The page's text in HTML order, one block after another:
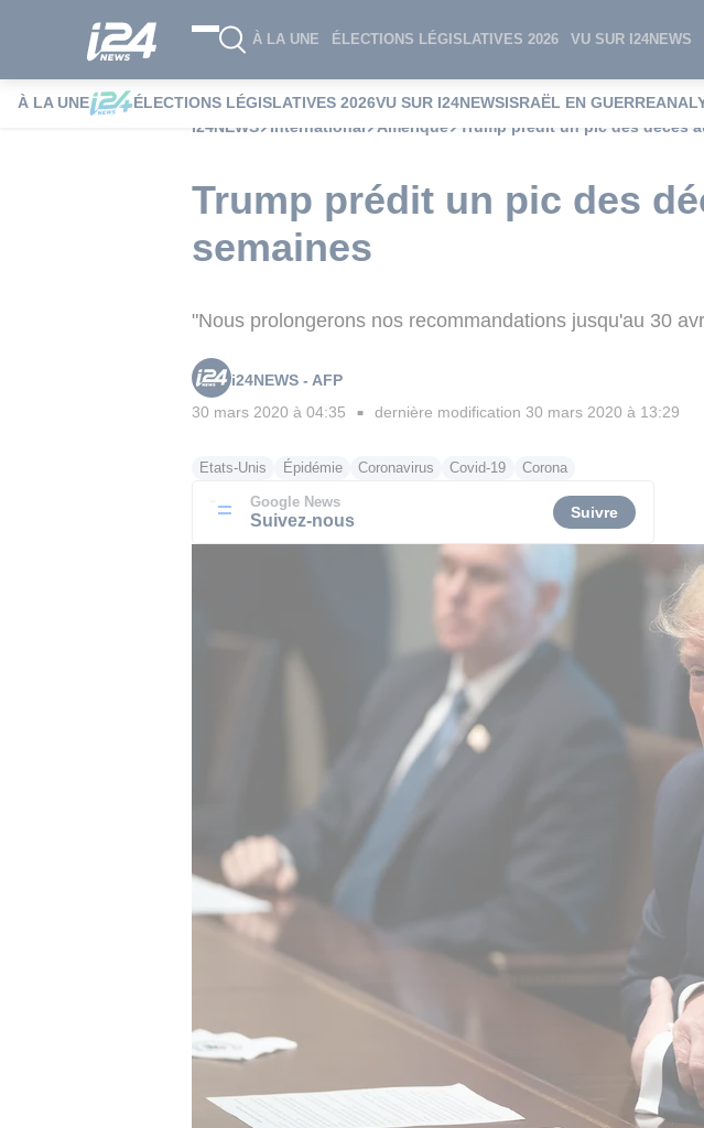
À LA UNE ÉLECTIONS LÉGISLATIVES 2026 VU SUR I24NEWS
À LA UNE ÉLECTIONS LÉGISLATIVES 2026VU SUR I24NEWSISRAËL EN GUERRE
i24NEWS
International Amérique Trump prédit un pic des décès
Trump prédit un pic des
semaines
"Nous prolongerons nos recommandations jusqu'au 30
i24NEWS - AFP
30 mars 2020 à 04:35 ■ dernière modification 30 mars 2020 à 13:29
Etats-Unis Épidémie Coronavirus Covid-19 Corona
Google News
Suivez-nous Suivre